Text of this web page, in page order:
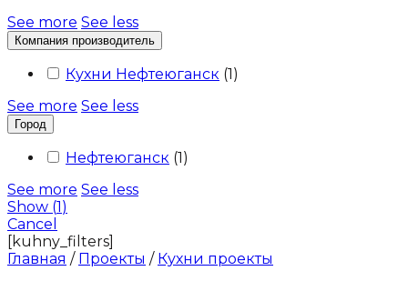
See more See less
Компания производитель
Кухни Нефтеюганск (1)
See more See less
Город
Нефтеюганск (1)
See more See less
Show (1)
Cancel
[kuhny_filters]
Главная / Проекты / Кухни проекты